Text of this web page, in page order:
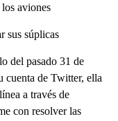
aviones
sus súplicas
del pasado 31 de
cuenta de Twitter, ella
a través de
con resolver las